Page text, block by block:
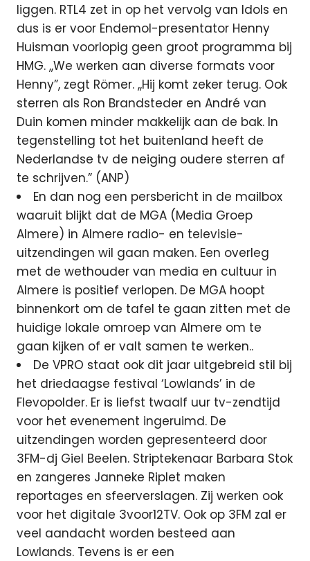
liggen. RTL4 zet in op het vervolg van Idols en
dus is er voor Endemol-presentator Henny
Huisman voorlopig geen groot programma bij
HMG. ,,We werken aan diverse formats voor
Henny”, zegt Römer. ,,Hij komt zeker terug. Ook
sterren als Ron Brandsteder en André van
Duin komen minder makkelijk aan de bak. In
tegenstelling tot het buitenland heeft de
Nederlandse tv de neiging oudere sterren af
te schrijven.” (ANP)
En dan nog een persbericht in de mailbox
waaruit blijkt dat de MGA (Media Groep
Almere) in Almere radio- en televisie-
uitzendingen wil gaan maken. Een overleg
met de wethouder van media en cultuur in
Almere is positief verlopen. De MGA hoopt
binnenkort om de tafel te gaan zitten met de
huidige lokale omroep van Almere om te
gaan kijken of er valt samen te werken..
De VPRO staat ook dit jaar uitgebreid stil bij
het driedaagse festival ‘Lowlands’ in de
Flevopolder. Er is liefst twaalf uur tv-zendtijd
voor het evenement ingeruimd. De
uitzendingen worden gepresenteerd door
3FM-dj Giel Beelen. Striptekenaar Barbara Stok
en zangeres Janneke Riplet maken
reportages en sfeerverslagen. Zij werken ook
voor het digitale 3voor12TV. Ook op 3FM zal er
veel aandacht worden besteed aan
Lowlands. Tevens is er een